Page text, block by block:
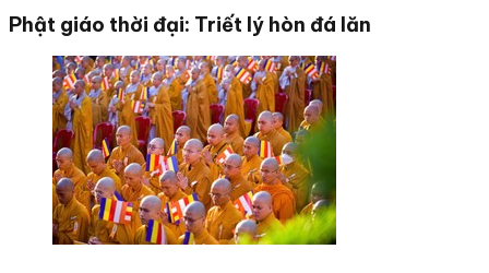
Phật giáo thời đại: Triết lý hòn đá lăn